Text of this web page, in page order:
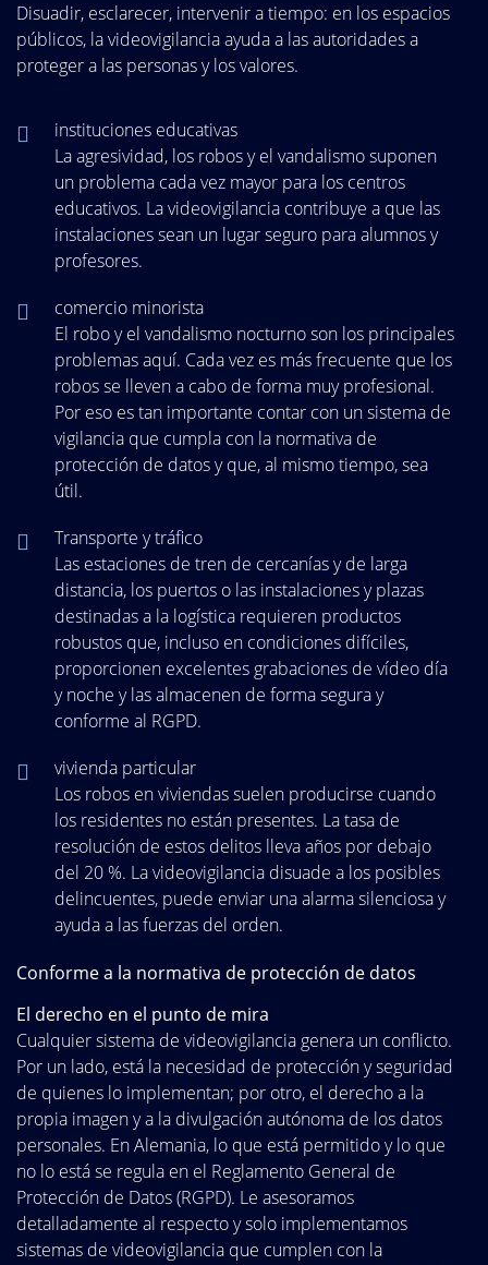
Disuadir, esclarecer, intervenir a tiempo: en los espacios
públicos, la videovigilancia ayuda a las autoridades a
proteger a las personas y los valores.
instituciones educativas
La agresividad, los robos y el vandalismo suponen
un problema cada vez mayor para los centros
educativos. La videovigilancia contribuye a que las
instalaciones sean un lugar seguro para alumnos y
profesores.
comercio minorista
El robo y el vandalismo nocturno son los principales
problemas aquí. Cada vez es más frecuente que los
robos se lleven a cabo de forma muy profesional.
Por eso es tan importante contar con un sistema de
vigilancia que cumpla con la normativa de
protección de datos y que, al mismo tiempo, sea
útil.
Transporte y tráfico
Las estaciones de tren de cercanías y de larga
distancia, los puertos o las instalaciones y plazas
destinadas a la logística requieren productos
robustos que, incluso en condiciones difíciles,
proporcionen excelentes grabaciones de vídeo día
y noche y las almacenen de forma segura y
conforme al RGPD.
vivienda particular
Los robos en viviendas suelen producirse cuando
los residentes no están presentes. La tasa de
resolución de estos delitos lleva años por debajo
del 20 %. La videovigilancia disuade a los posibles
delincuentes, puede enviar una alarma silenciosa y
ayuda a las fuerzas del orden.
Conforme a la normativa de protección de datos
El derecho en el punto de mira
Cualquier sistema de videovigilancia genera un conflicto.
Por un lado, está la necesidad de protección y seguridad
de quienes lo implementan; por otro, el derecho a la
propia imagen y a la divulgación autónoma de los datos
personales. En Alemania, lo que está permitido y lo que
no lo está se regula en el Reglamento General de
Protección de Datos (RGPD). Le asesoramos
detalladamente al respecto y solo implementamos
sistemas de videovigilancia que cumplen con la